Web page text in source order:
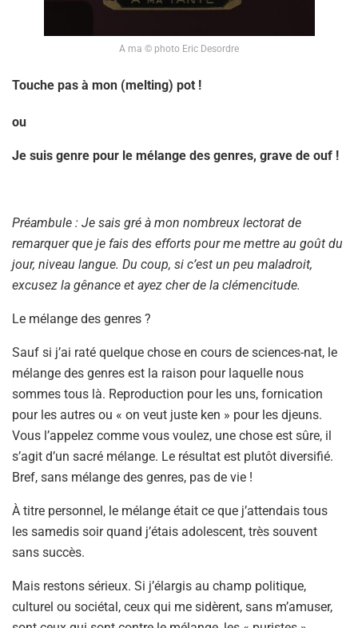
A ma © photo Eric Desordre
Touche pas à mon (melting) pot !
ou
Je suis genre pour le mélange des genres, grave de ouf !
Préambule : Je sais gré à mon nombreux lectorat de
remarquer que je fais des efforts pour me mettre au goût du
jour, niveau langue. Du coup, si c’est un peu maladroit,
excusez la gênance et ayez cher de la clémencitude.
Le mélange des genres ?
Sauf si j’ai raté quelque chose en cours de sciences-nat, le
mélange des genres est la raison pour laquelle nous
sommes tous là. Reproduction pour les uns, fornication
pour les autres ou « on veut juste ken » pour les djeuns.
Vous l’appelez comme vous voulez, une chose est sûre, il
s’agit d’un sacré mélange. Le résultat est plutôt diversifié.
Bref, sans mélange des genres, pas de vie !
À titre personnel, le mélange était ce que j’attendais tous
les samedis soir quand j’étais adolescent, très souvent
sans succès.
Mais restons sérieux. Si j’élargis au champ politique,
culturel ou sociétal, ceux qui me sidèrent, sans m’amuser,